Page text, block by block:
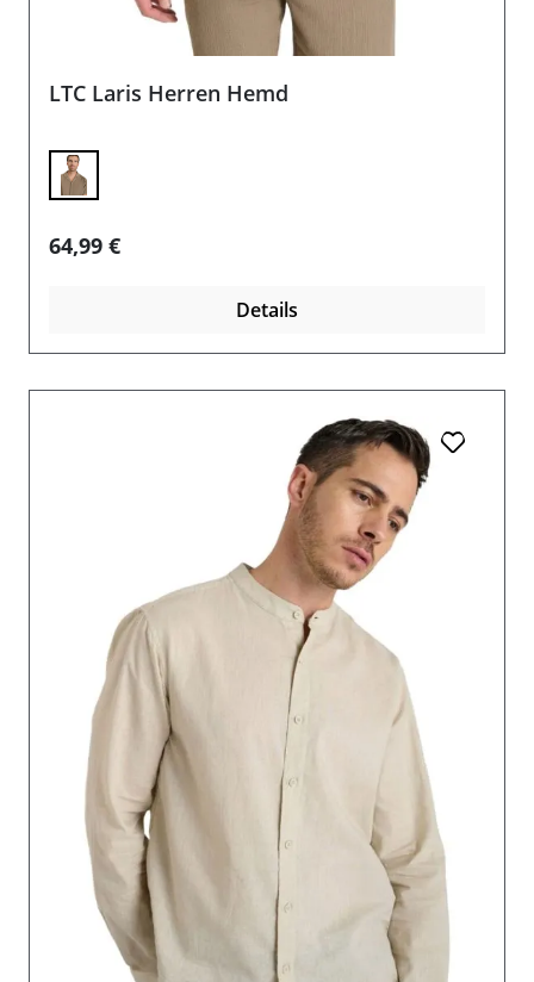
LTC Laris Herren Hemd
Regulärer Preis:
64,99 €
Details